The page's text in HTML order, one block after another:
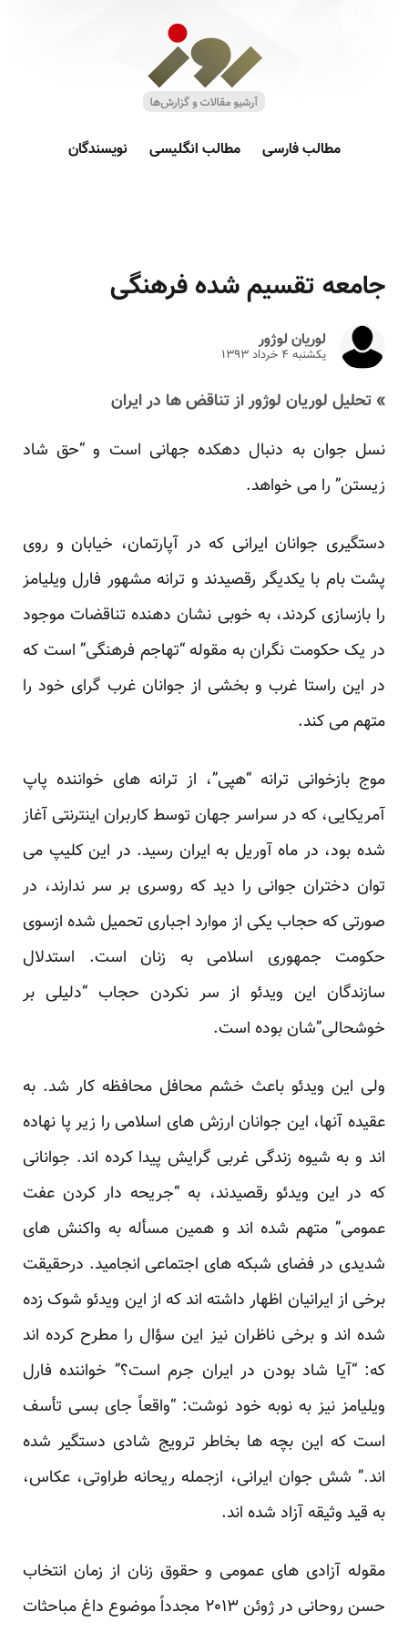
مطالب فارسی مطالب انگلیسی نویسندگان
جامعه تقسیم شده فرهنگی
لوریان لوژور
یکشنبه ۴ خرداد ۱۳۹۳
» تحلیل لوریان لوژور از تناقض ها در ایران
نسل جوان به دنبال دهکده جهانی است و “حق شاد
زیستن” را می خواهد.
دستگیری جوانان ایرانی که در آپارتمان، خیابان و روی
پشت بام با یکدیگر رقصیدند و ترانه مشهور فارل ویلیامز
را بازسازی کردند، به خوبی نشان دهنده تناقضات موجود
در یک حکومت نگران به مقوله “تهاجم فرهنگی” است که
در این راستا غرب و بخشی از جوانان غرب گرای خود را
متهم می کند.
موج بازخوانی ترانه “هپی”، از ترانه های خواننده پاپ
آمریکایی، که در سراسر جهان توسط کاربران اینترنتی آغاز
شده بود، در ماه آوریل به ایران رسید. در این کلیپ می
توان دختران جوانی را دید که روسری بر سر ندارند، در
صورتی که حجاب یکی از موارد اجباری تحمیل شده ازسوی
حکومت جمهوری اسلامی به زنان است. استدلال
سازندگان این ویدئو از سر نکردن حجاب “دلیلی بر
خوشحالی”شان بوده است.
ولی این ویدئو باعث خشم محافل محافظه کار شد. به
عقیده آنها، این جوانان ارزش های اسلامی را زیر پا نهاده
اند و به شیوه زندگی غربی گرایش پیدا کرده اند. جوانانی
که در این ویدئو رقصیدند، به “جریحه دار کردن عفت
عمومی” متهم شده اند و همین مسأله به واکنش های
شدیدی در فضای شبکه های اجتماعی انجامید. درحقیقت
برخی از ایرانیان اظهار داشته اند که از این ویدئو شوک زده
شده اند و برخی ناظران نیز این سؤال را مطرح کرده اند
که: “آیا شاد بودن در ایران جرم است؟” خواننده فارل
ویلیامز نیز به نوبه خود نوشت: “واقعاً جای بسی تأسف
است که این بچه ها بخاطر ترویج شادی دستگیر شده
اند.” شش جوان ایرانی، ازجمله ریحانه طراوتی، عکاس،
به قید وثیقه آزاد شده اند.
مقوله آزادی های عمومی و حقوق زنان از زمان انتخاب
حسن روحانی در ژوئن ۲۰۱۳ مجدداً موضوع داغ مباحثات